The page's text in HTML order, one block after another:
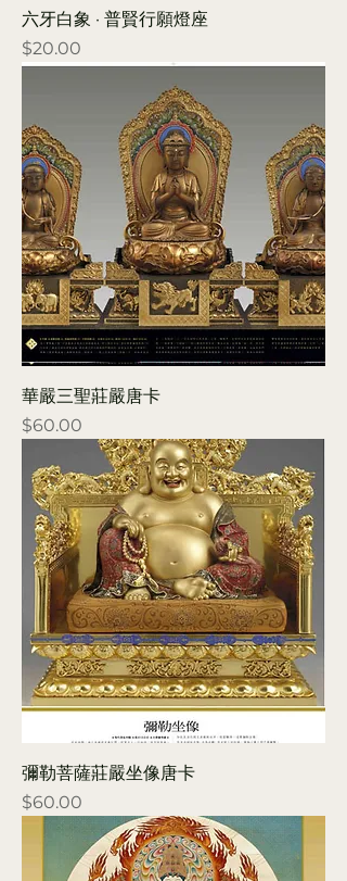
六牙白象 · 普賢行願燈座
Price
$20.00
華嚴三聖莊嚴唐卡
Price
$60.00
彌勒菩薩莊嚴坐像唐卡
Price
$60.00